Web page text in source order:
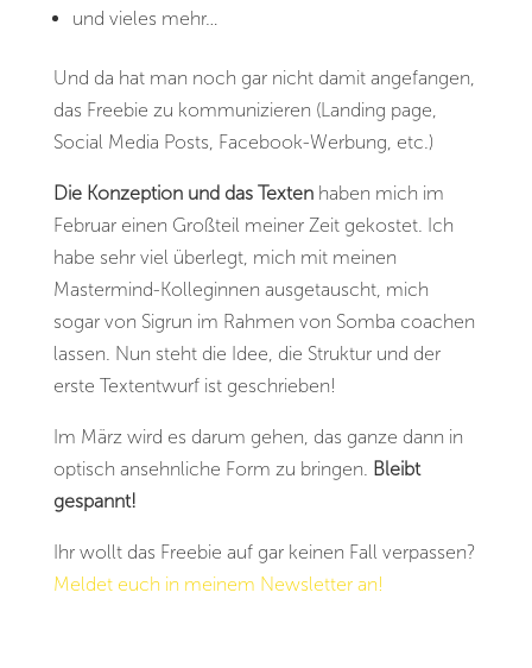
und vieles mehr…
Und da hat man noch gar nicht damit angefangen,
das Freebie zu kommunizieren (Landing page,
Social Media Posts, Facebook-Werbung, etc.)
Die Konzeption und das Textenhaben mich im
Februar einen Großteil meiner Zeit gekostet. Ich
habe sehr viel überlegt, mich mit meinen
Mastermind-Kolleginnen ausgetauscht, mich
sogar von Sigrun im Rahmen von Somba coachen
lassen. Nun steht die Idee, die Struktur und der
erste Textentwurf ist geschrieben!
Im März wird es darum gehen, das ganze dann in
optisch ansehnliche Form zu bringen. Bleibt
gespannt!
Ihr wollt das Freebie auf gar keinen Fall verpassen?
Meldet euch in meinem Newsletter an!